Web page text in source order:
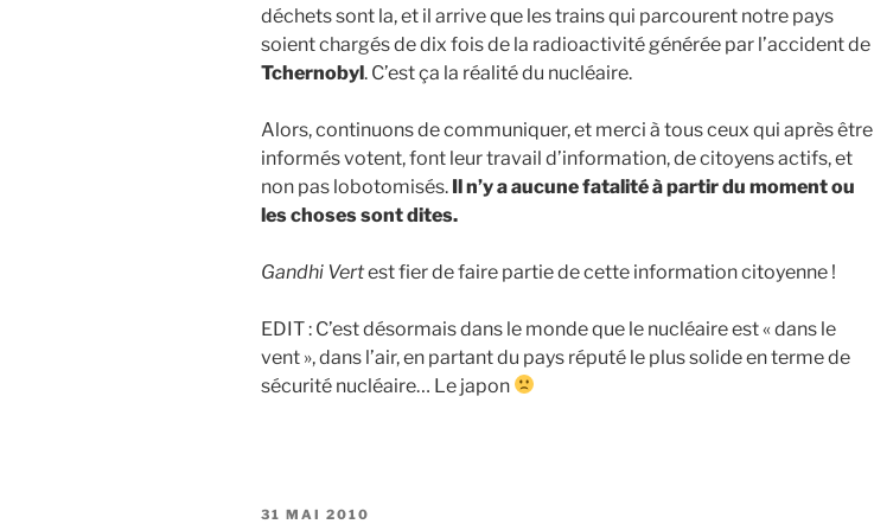
déchets sont la, et il arrive que les trains qui parcourent notre pays
soient chargés de dix fois de la radioactivité générée par l’accident de
Tchernobyl. C’est ça la réalité du nucléaire.
Alors, continuons de communiquer, et merci à tous ceux qui après être
informés votent, font leur travail d’information, de citoyens actifs, et
non pas lobotomisés. Il n’y a aucune fatalité à partir du moment ou
les choses sont dites.
Gandhi Vertest fier de faire partie de cette information citoyenne !
EDIT : C’est désormais dans le monde que le nucléaire est « dans le
vent », dans l’air, en partant du pays réputé le plus solide en terme de
sécurité nucléaire… Le japon
PUBLIÉ
31 MAI 2010